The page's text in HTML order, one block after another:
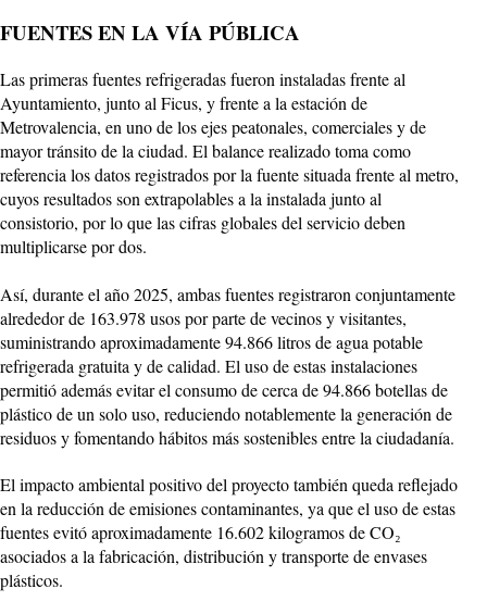
FUENTES EN LA VÍA PÚBLICA
Las primeras fuentes refrigeradas fueron instaladas frente al
Ayuntamiento, junto al Ficus, y frente a la estación de
Metrovalencia, en uno de los ejes peatonales, comerciales y de
mayor tránsito de la ciudad. El balance realizado toma como
referencia los datos registrados por la fuente situada frente al metro,
cuyos resultados son extrapolables a la instalada junto al
consistorio, por lo que las cifras globales del servicio deben
multiplicarse por dos.
Así, durante el año 2025, ambas fuentes registraron conjuntamente
alrededor de 163.978 usos por parte de vecinos y visitantes,
suministrando aproximadamente 94.866 litros de agua potable
refrigerada gratuita y de calidad. El uso de estas instalaciones
permitió además evitar el consumo de cerca de 94.866 botellas de
plástico de un solo uso, reduciendo notablemente la generación de
residuos y fomentando hábitos más sostenibles entre la ciudadanía.
El impacto ambiental positivo del proyecto también queda reflejado
en la reducción de emisiones contaminantes, ya que el uso de estas
fuentes evitó aproximadamente 16.602 kilogramos de CO₂
asociados a la fabricación, distribución y transporte de envases
plásticos.